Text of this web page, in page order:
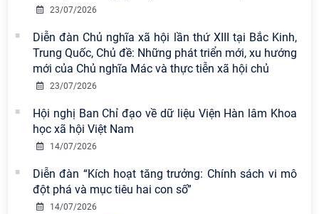
23/07/2026
Diễn đàn Chủ nghĩa xã hội lần thứ XIII tại Bắc Kinh,
Trung Quốc, Chủ đề: Những phát triển mới, xu hướng
mới của Chủ nghĩa Mác và thực tiễn xã hội chủ
23/07/2026
Hội nghị Ban Chỉ đạo về dữ liệu Viện Hàn lâm Khoa
học xã hội Việt Nam
14/07/2026
Diễn đàn “Kích hoạt tăng trưởng: Chính sách vi mô
đột phá và mục tiêu hai con số”
14/07/2026
gian phát triển Việt Nam trong kỷ
nguyên mới: Định hướng chiến lược
và lựa chọn chính sách” sẽ diễn ra
vào thứ ba, ngày 28/7/2026
Tọa đàm Giao lưu chuyên đề về
những kinh nghiệm quan trọng của
Đảng Cộng sản Trung Quốc và Đảng
sự nghiệp xây dựng chủ nghĩa xã hội
Hội nghị Lãnh đạo Viện Hàn lâm